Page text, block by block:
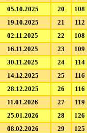
05.10.2025
20
108
19.10.2025
21
112
02.11.2025
22
108
16.11.2025
23
109
30.11.2025
24
114
14.12.2025
25
116
28.12.2025
26
116
11.01.2026
27
119
25.01.2026
28
126
08.02.2026
29
125